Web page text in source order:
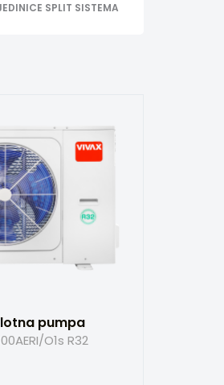
SPLIT SISTEMA
pumpa
O1s R32